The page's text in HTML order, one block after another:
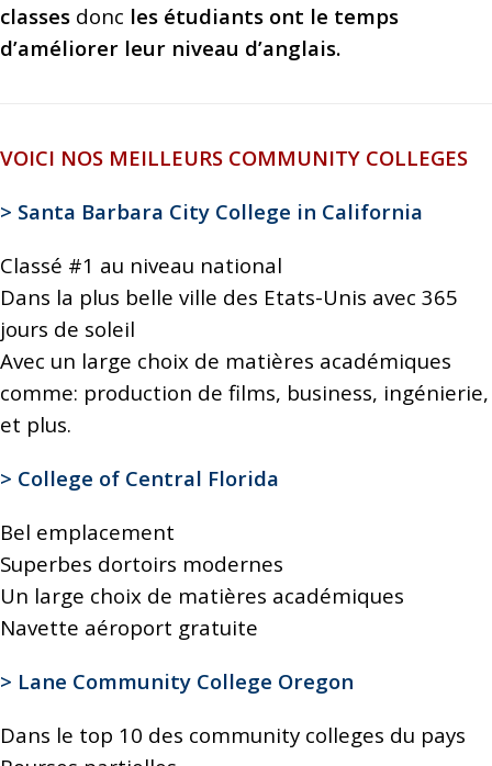
classes donc les étudiants ont le temps
d’améliorer leur niveau d’anglais.
VOICI NOS MEILLEURS COMMUNITY COLLEGES
> Santa Barbara City College in California
Classé #1 au niveau national
Dans la plus belle ville des Etats-Unis avec 365
jours de soleil
Avec un large choix de matières académiques
comme: production de films, business, ingénierie,
et plus.
> College of Central Florida
Bel emplacement
Superbes dortoirs modernes
Un large choix de matières académiques
Navette aéroport gratuite
> Lane Community College Oregon
Dans le top 10 des community colleges du pays